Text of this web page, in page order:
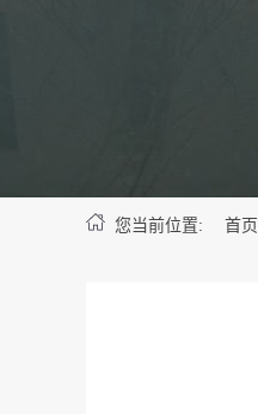
您当前位置: 首页